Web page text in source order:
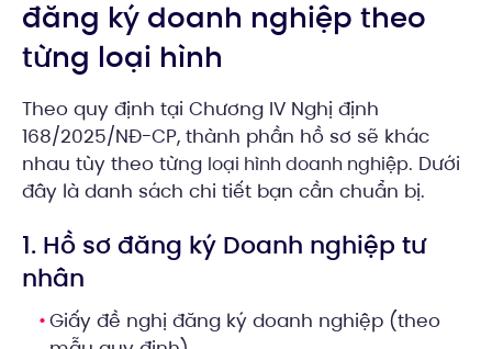
đăng ký doanh nghiệp theo
từng loại hình
Theo quy định tại Chương IV Nghị định
168/2025/NĐ-CP, thành phần hồ sơ sẽ khác
nhau tùy theo từng loại hình doanh nghiệp. Dưới
đây là danh sách chi tiết bạn cần chuẩn bị.
1. Hồ sơ đăng ký Doanh nghiệp tư
nhân
Giấy đề nghị đăng ký doanh nghiệp (theo